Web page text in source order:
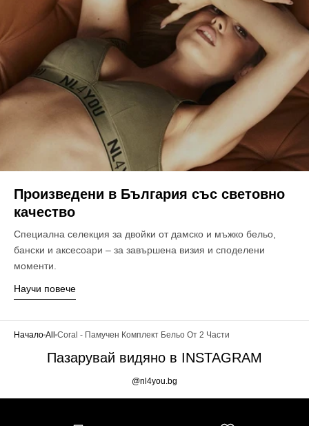
Произведени в България със световно
качество
Специална селекция за двойки от дамско и мъжко бельо,
бански и аксесоари – за завършена визия и споделени
моменти.
Научи повече
Начало All Coral - Памучен Комплект Бельо От 2 Части
Пазарувай видяно в INSTAGRAM
@nl4you.bg